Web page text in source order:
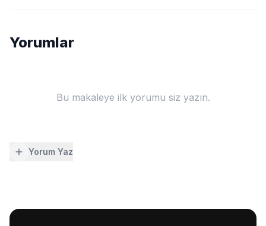
Yorumlar
Bu makaleye ilk yorumu siz yazın.
Yorum Yaz